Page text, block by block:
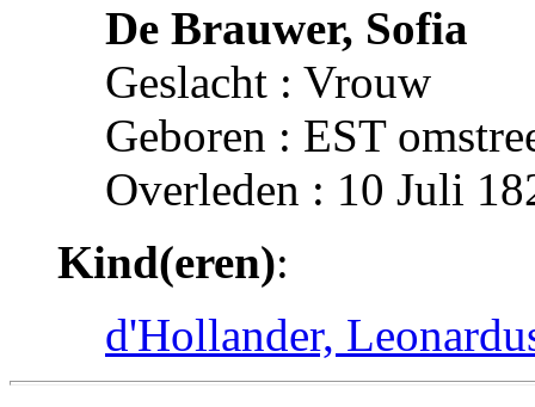
De Brauwer, Sofia
Geslacht : Vrouw
Geboren : EST
Overleden : 10 Juli
Kind(eren):
d'Hollander,